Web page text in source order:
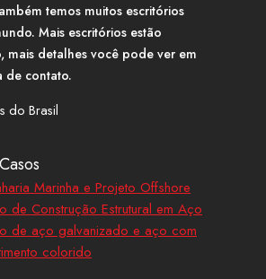
temos muitos escritórios
Mais escritórios estão
mais detalhes você pode ver em
de contato.
do Brasil
Marinha e Projeto Offshore
de Construção Estrutural em Aço
de aço galvanizado e aço com
colorido